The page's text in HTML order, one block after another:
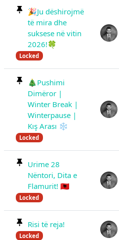
🎉Ju dëshirojmë
të mira dhe
suksese në vitin
2026!🍀
Locked
🎄Pushimi
Dimëror |
Winter Break |
Winterpause |
Kış Arası ❄️
Locked
Urime 28
Nëntori, Dita e
Flamurit! 🇦🇱
Locked
Risi të reja!
Locked